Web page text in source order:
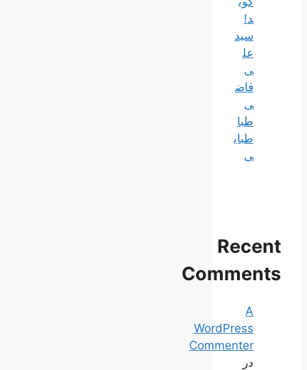
د!
سید
عل
ی
قاض
ی
طبا
طبای
ی
Recent
Comments
A
WordPress
Commenter
در